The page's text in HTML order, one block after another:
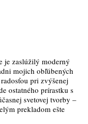
je zaslúžilý moderný
mojich obľúbených
pri zvýšenej
ostatného prírastku s
svetovej tvorby –
prekladom ešte